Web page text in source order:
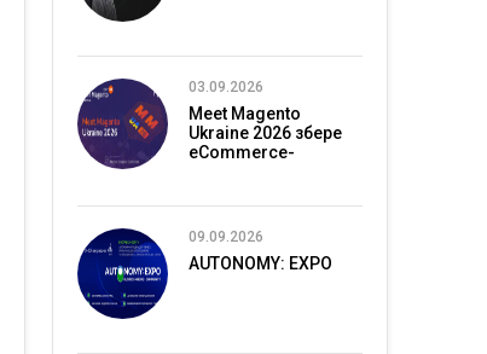
03.09.2026
Meet Magento
Ukraine 2026 збере
eCommerce-
09.09.2026
AUTONOMY: EXPO